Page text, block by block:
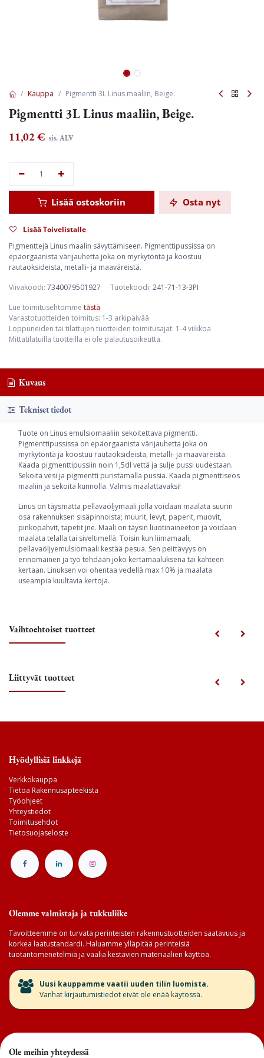
Kauppa Pigmentti 3L Linus maaliin, Beige.
Pigmentti 3L Linus maaliin, Beige.
11,02€ sis. ALV
Lisää ostoskoriin Osta nyt
Lisää Toivelistalle
Pigmenttejä Linus maalin sävyttämiseen. Pigmenttipussissa on
epäorgaanista värijauhetta joka on myrkytöntä ja koostuu
rautaoksideista, metalli- ja maaväreistä.
Viivakoodi: 7340079501927 Tuotekoodi: 241-71-13-3PI
Lue toimitusehtomme tästä
Varastotuotteiden toimitus: 1-3 arkipäivää
Loppuneiden tai tilattujen tuotteiden toimitusajat: 1-4 viikkoa
Mittatilatuilla tuotteilla ei ole palautusoikeutta.
Kuvaus
Tekniset tiedot
Tuote on Linus emulsiomaaliin sekoitettava pigmentti.
Pigmenttipussissa on epäorgaanista värijauhetta joka on
myrkytöntä ja koostuu rautaoksideista, metalli- ja maaväreistä.
Kaada pigmenttipussiin noin 1,5dl vettä ja sulje pussi uudestaan.
Sekoita vesi ja pigmentti puristamalla pussia. Kaada pigmenttiseos
maaliin ja sekoita kunnolla. Valmis maalattavaksi!
Linus on täysmatta pellavaöljymaali jolla voidaan maalata suurin
osa rakennuksen sisäpinnoista; muurit, levyt, paperit, muovit,
pinkopahvit, tapetit jne. Maali on täysin liuotinaineeton ja voidaan
maalata telalla tai siveltimellä. Toisin kun liimamaali,
pellavaöljyemulsiomaali kestää pesua. Sen peittävyys on
erinomainen ja työ tehdään joko kertamaaluksena tai kahteen
kertaan. Linuksen voi ohentaa vedellä max 10% ja maalata
useampia kuultavia kertoja.
Vaihtoehtoiset tuotteet
Liittyvät tuotteet
Hyödyllisiä linkkejä
Verkkokauppa
Tietoa Rakennusapteekista
Työohjeet
Yhteystiedot
Toimitusehdot
Tietosuojaseloste
Olemme valmistaja ja tukkuliike
Tavoitteemme on turvata perinteisten rakennustuotteiden saatavuus ja
korkea laatustandardi. Haluamme ylläpitää perinteisiä
tuotantomenetelmiä ja vaalia kestävien materiaalien käyttöä.
​Uusi kauppamme vaatii uuden tilin luomista.
Vanhat kirjautumistiedot eivät ole enää käytössä.
Ole meihin yhteydessä